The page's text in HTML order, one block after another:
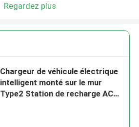
Regardez plus
Chargeur de véhicule électrique
intelligent monté sur le mur
Type2 Station de recharge AC